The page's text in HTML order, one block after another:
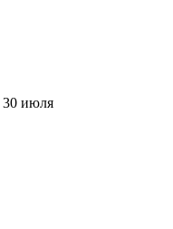
30 июля